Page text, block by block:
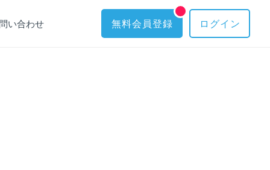
い合わせ 無料会員登録 ログイン